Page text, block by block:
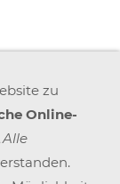
zu
Online-